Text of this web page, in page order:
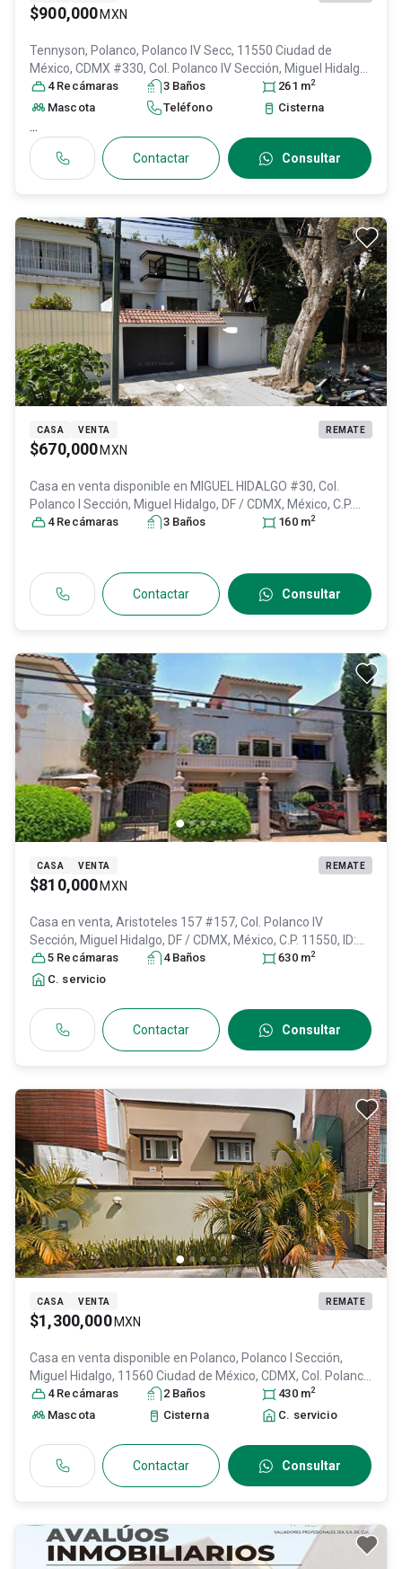
$900,000 MXN
Tennyson, Polanco, Polanco IV Secc, 11550 Ciudad de
México, CDMX #330, Col. Polanco IV Sección, Miguel Hidalgo
DF / CDMX, México , C.P. 11550, ID: 31084460
4 Recámaras 3 Baños 261 m2
Mascota Teléfono Cisterna
...
Contactar Consultar
CASA VENTA REMATE
$670,000 MXN
Casa en venta disponible en MIGUEL HIDALGO #30, Col.
Polanco I Sección, Miguel Hidalgo, DF / CDMX, México, C.P.
11510, ID:29997095
4 Recámaras 3 Baños 160 m2
Contactar Consultar
CASA VENTA REMATE
$810,000 MXN
Casa en venta, Aristoteles 157 #157, Col. Polanco IV
Sección, Miguel Hidalgo, DF / CDMX, México, C.P. 11550, ID:
28448147
5 Recámaras 4 Baños 630 m2
C. servicio
Contactar Consultar
CASA VENTA REMATE
$1,300,000 MXN
Casa en venta disponible en Polanco, Polanco I Sección,
Miguel Hidalgo, 11560 Ciudad de México, CDMX, Col. Polanco
V Sección,Miguel Hidalgo , DF / CDMX , México, C.P. 11560
30378324
4 Recámaras 2 Baños 430 m2
Mascota Cisterna C. servicio
Contactar Consultar